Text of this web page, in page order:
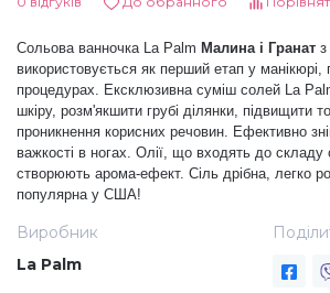
Декор для нігтів
Наклейки гнучкі лінії
Наліпки гнучкі лінії
Втирки
Навчання
Сольова ванночка La Palm Малина і Гранат
використовується як перший етап у манікюрі,
процедурах. Ексклюзивна суміш солей La
шкіру, розм'якшити грубі ділянки, підвищити
проникнення корисних речовин. Ефективно
важкості в ногах. Олії, що входять до складу
створюють арома-ефект. Сіль дрібна, легко
популярна у США!
Виробник
La Palm